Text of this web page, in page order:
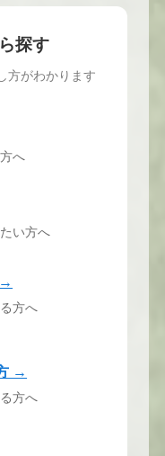
探す
方がわかります
へ
い方へ
方へ
→
方へ